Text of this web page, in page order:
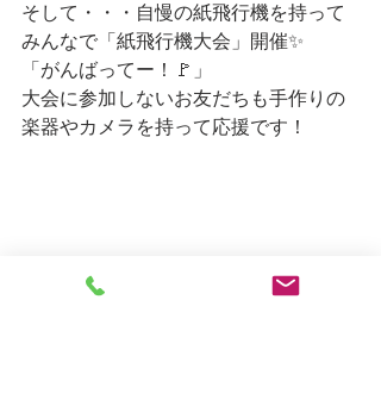
そして・・・自慢の紙飛行機を持って
みんなで「紙飛行機大会」開催✨
「がんばってー！🚩」
大会に参加しないお友だちも手作りの
楽器やカメラを持って応援です！